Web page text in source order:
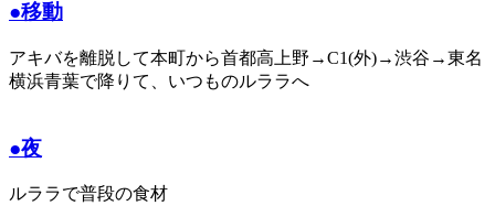
●移動
アキバを離脱して本町から首都高上野→C1(外)→渋谷→東名
横浜青葉で降りて、いつものルララへ
●夜
ルララで普段の食材